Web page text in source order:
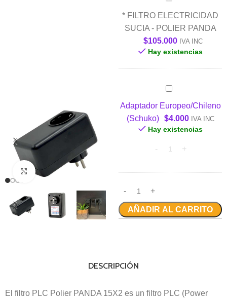
Clic para ampliar
ELECTRICIDAD
SUCIA
-
POLIER
* FILTRO ELECTRICIDAD
SUCIA - POLIER PANDA
$105.000 IVA INC
Hay existencias
Adaptador
Europeo/Chileno
(Schuko)
Adaptador Europeo/Chileno
(Schuko)
$4.000 IVA INC
Hay existencias
AÑADIR AL CARRITO
DESCRIPCIÓN
El filtro PLC Polier PANDA 15X2 es un filtro PLC (Power